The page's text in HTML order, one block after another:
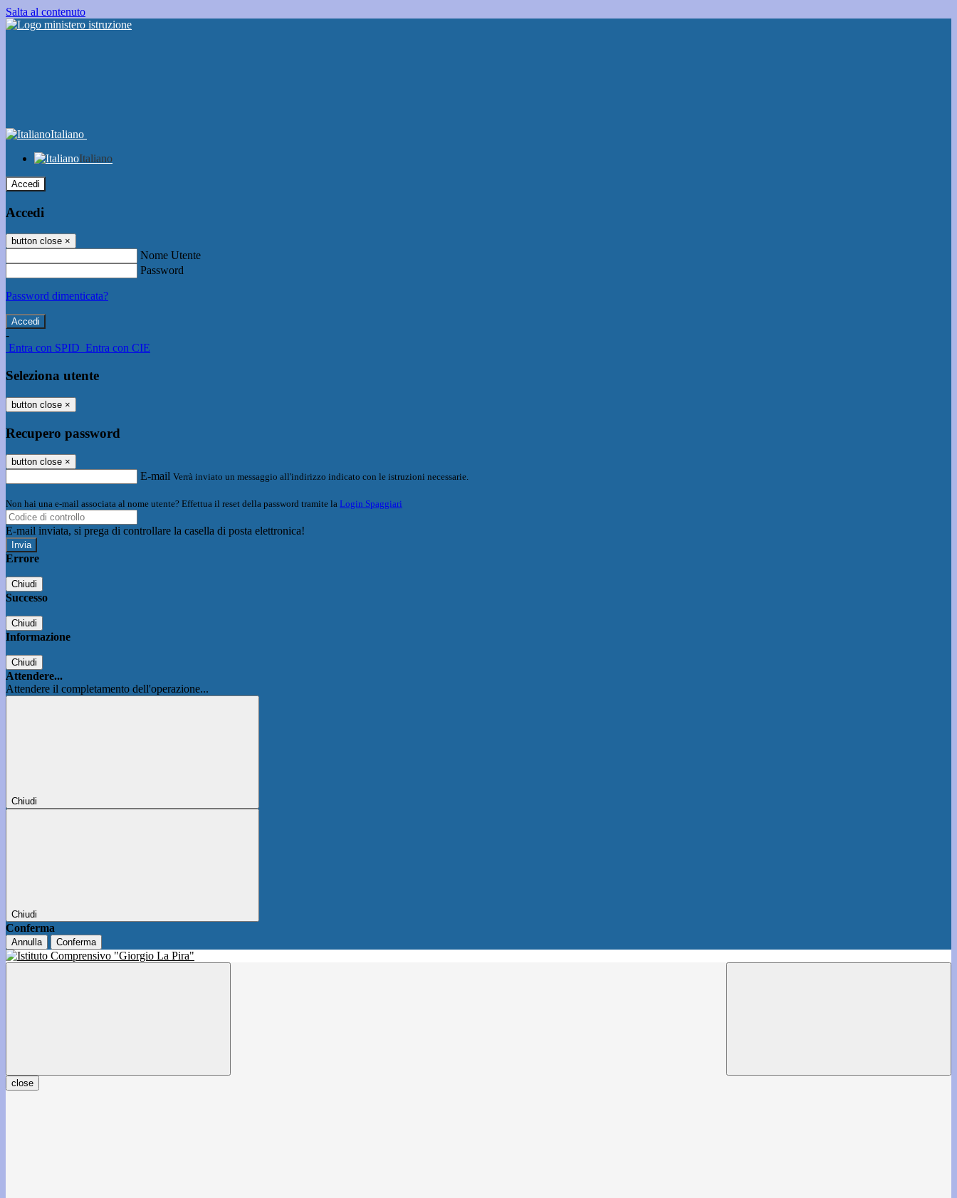
Salta al contenuto
Italiano
Italiano
Accedi
Accedi
button close ×
Nome Utente
Password
Password dimenticata?
-
Entra con SPID Entra con CIE
Seleziona utente
button close ×
Recupero password
button close ×
E-mail Verrà inviato un messaggio all'indirizzo indicato con le istruzioni necessarie.
Non hai una e-mail associata al nome utente? Effettua il reset della password tramite la Login Spaggiari
E-mail inviata, si prega di controllare la casella di posta elettronica!
Errore
Chiudi
Successo
Chiudi
Informazione
Chiudi
Attendere...
Attendere il completamento dell'operazione...
Chiudi
Chiudi
Conferma
Annulla Conferma
close